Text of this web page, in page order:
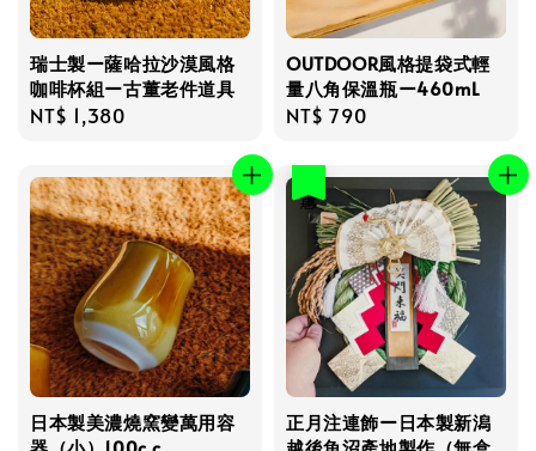
瑞士製ー薩哈拉沙漠風格
咖啡杯組ー古董老件道具
Regular
NT$ 1,380
OUTDOOR風格提袋式輕
量八角保溫瓶ー460mL
Regular
NT$ 790
日本製美濃燒窯變萬用容
正月注連飾ー日本製新潟